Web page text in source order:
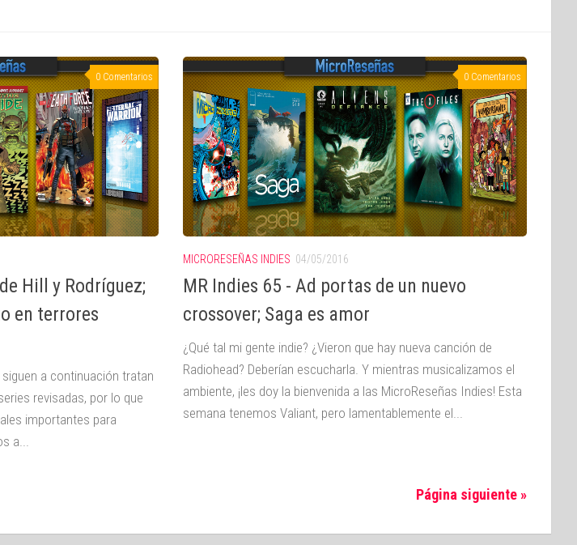
0 Comentarios
Hill y Rodríguez;
en terrores
a continuación tratan
revisadas, por lo que
importantes para
a...
0 Comentarios
MICRORESEÑAS INDIES 04/05/2016
MR Indies 65 - Ad portas de un nuevo
crossover; Saga es amor
¿Qué tal mi gente indie? ¿Vieron que hay nueva canción de
Radiohead? Deberían escucharla. Y mientras musicalizamos el
ambiente, ¡les doy la bienvenida a las MicroReseñas Indies! Esta
semana tenemos Valiant, pero lamentablemente el...
Página siguiente »